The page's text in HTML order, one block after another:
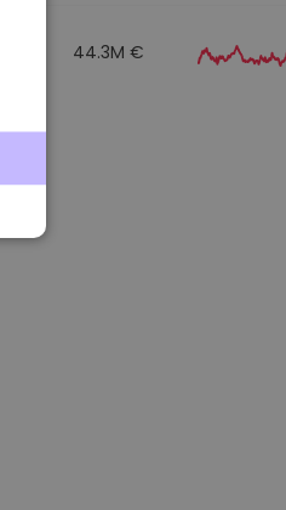
44.3M €